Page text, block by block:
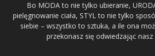
Bo MODA to nie tylko ubieranie,
pielęgnowanie ciała, STYL to nie tylko
siebie – wszystko to sztuka, a ile ona
przekonasz się odwiedzając nasz